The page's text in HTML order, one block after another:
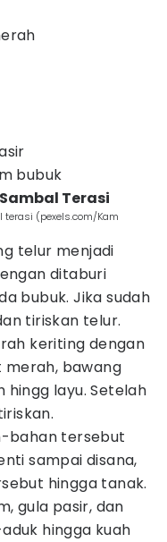
bubuk
Terasi
(pexels.com/Kam
telur menjadi
ditaburi
bubuk. Jika sudah
tiriskan telur.
keriting dengan
bawang
hingg layu. Setelah
bahan tersebut
sampai disana,
hingga tanak.
gula pasir, dan
hingga kuah